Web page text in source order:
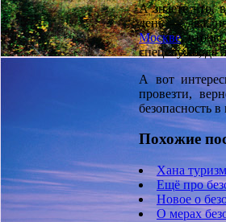
А знаете что,
день — два, не
Москве, чтобы
спецслужб, да
А вот
провезти,
безопасность
Похожие
Хана
Ещё про
Новое о
О мерах